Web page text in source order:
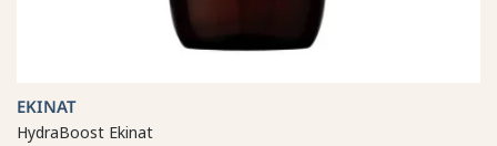
EKINAT
HydraBoost Ekinat